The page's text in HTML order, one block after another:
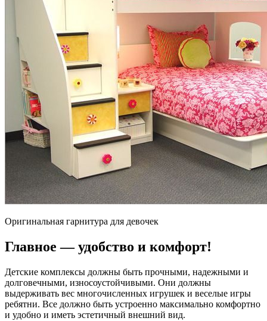
Оригинальная гарнитура для девочек
Главное — удобство и комфорт!
Детские комплексы должны быть прочными, надежными и
долговечными, износоустойчивыми. Они должны
выдерживать вес многочисленных игрушек и веселые игры
ребятни. Все должно быть устроенно максимально комфортно
и удобно и иметь эстетичный внешний вид.